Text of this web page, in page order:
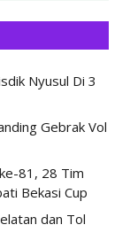
Nyusul Di 3
Gebrak Vol
81, 28 Tim
Bekasi Cup
dan Tol